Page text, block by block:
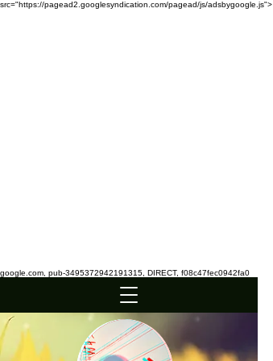
src="https://pagead2.googlesyndication.com/pagead/js/adsbygoogle.js">
google.com, pub-3495372942191315, DIRECT, f08c47fec0942fa0